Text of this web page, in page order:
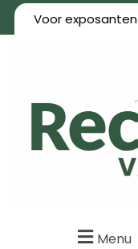
Voor exposanten
Menu